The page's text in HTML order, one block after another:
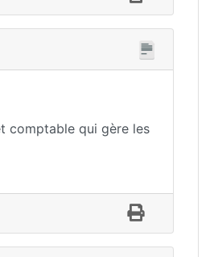
comptable qui gère les